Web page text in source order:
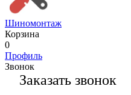
Шиномонтаж
Корзина
0
Профиль
Звонок
Заказать звонок